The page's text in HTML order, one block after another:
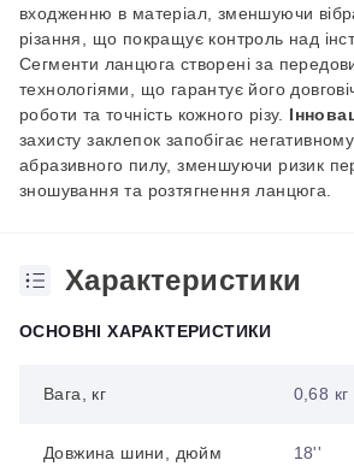
входженню в матеріал, зменшуючи
різання, що покращує контроль над
Сегменти ланцюга створені за
технологіями, що гарантує його
роботи та точність кожного різу.
захисту заклепок запобігає
абразивного пилу, зменшуючи ризик
зношування та розтягнення ланцюга.
Характеристики
ОСНОВНІ ХАРАКТЕРИСТИКИ
Вага, кг 0,68 кг
Довжина шини, дюйм 18''